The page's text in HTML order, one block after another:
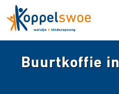
Buurtkoffie